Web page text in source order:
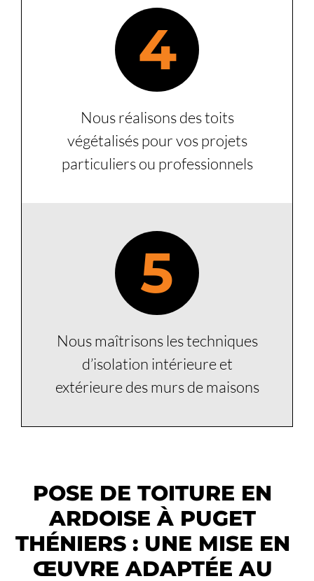
4
Nous réalisons des toits
végétalisés pour vos projets
particuliers ou professionnels
5
Nous maîtrisons les techniques
d’isolation intérieure et
extérieure des murs de maisons
POSE DE TOITURE EN
ARDOISE À PUGET
THÉNIERS : UNE MISE EN
ŒUVRE ADAPTÉE AU